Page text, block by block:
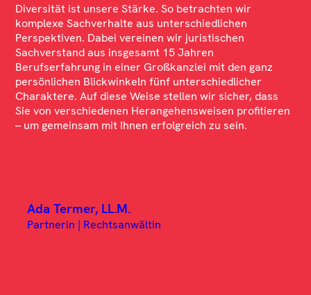
Diversität ist unsere Stärke. So betrachten wir
komplexe Sachverhalte aus unterschiedlichen
Perspektiven. Dabei vereinen wir juristischen
Sachverstand aus insgesamt 15 Jahren
Berufserfahrung in einer Großkanzlei mit den ganz
persönlichen Blickwinkeln fünf unterschiedlicher
Charaktere. Auf diese Weise stellen wir sicher, dass
Sie von verschiedenen Herangehensweisen profitieren
– um gemeinsam mit Ihnen erfolgreich zu sein.
Ada Termer, LL.M.
Partnerin | Rechtsanwältin